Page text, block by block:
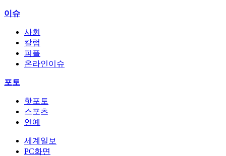
이슈
사회
칼럼
피플
온라인이슈
포토
핫포토
스포츠
연예
세계일보
PC화면